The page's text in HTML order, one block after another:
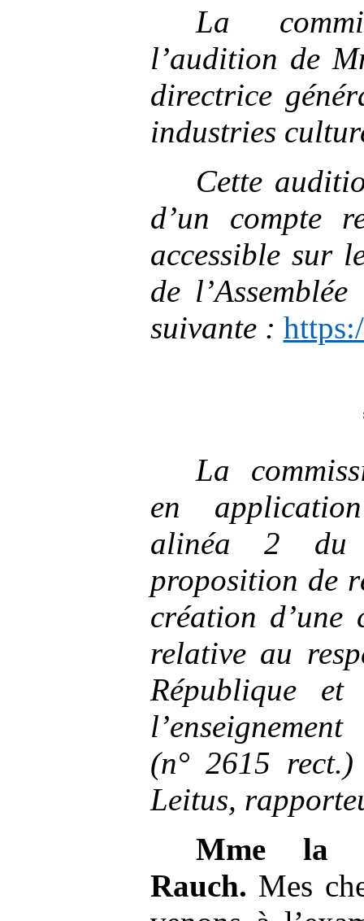
La
l’audition de
directrice
industries
Cette
d’un compte
accessible sur
de
suivante :
La
en
alinéa
2 du
proposition de
création d’une
relative au
République
(n° 2615
Leitus,
Mme
la
Rauch. Mes